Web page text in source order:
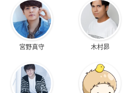
宮野真守 木村昴